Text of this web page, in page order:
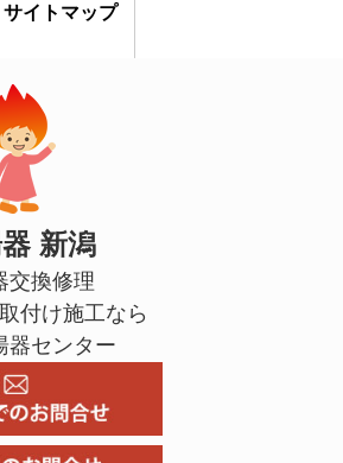
サイトマップ
新潟
交換修理
付け施工なら
器センター